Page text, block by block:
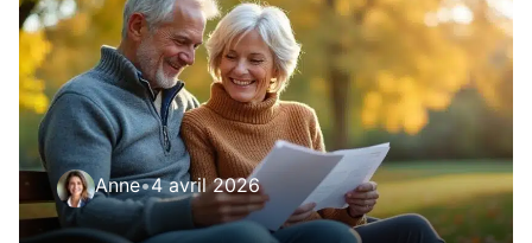
Anne•4 avril 2026